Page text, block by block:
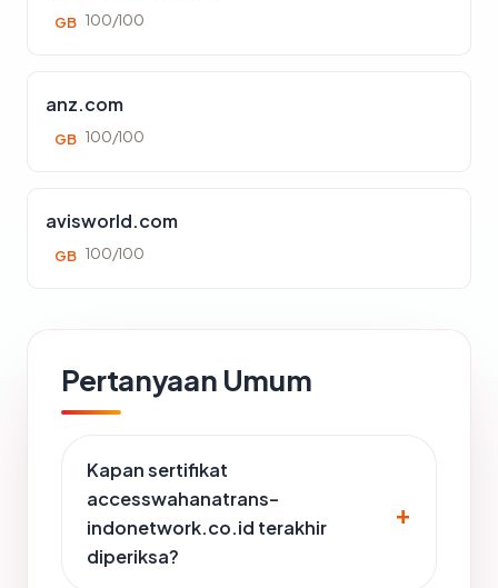
GB 100/100
anz.com
GB 100/100
avisworld.com
GB 100/100
Pertanyaan Umum
Kapan sertifikat
accesswahanatrans-
indonetwork.co.id terakhir
diperiksa?